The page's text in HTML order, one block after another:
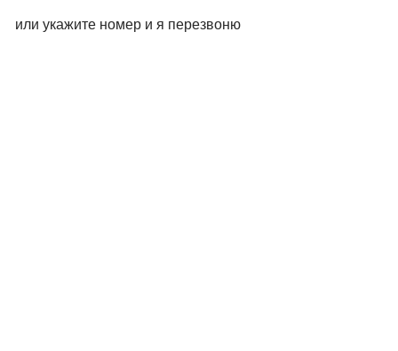
или укажите номер и я перезвоню